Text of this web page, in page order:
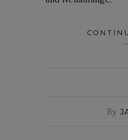
By